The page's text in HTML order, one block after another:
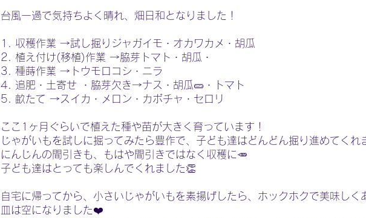
台風一過で気持ちよく晴れ、畑日和となりました！
1. 収穫作業 →試し掘りジャガイモ・オカワカメ・胡瓜
2. 植え付け(移植)作業 →脇芽トマト・胡瓜・
3. 種蒔作業 →トウモロコシ・ニラ
4. 追肥・土寄せ ・脇芽欠き→ナス・胡瓜🥒・トマト
5. 畝たて →スイカ・メロン・カボチャ・セロリ
ここ1ヶ月ぐらいで植えた種や苗が大きく育っています！
じゃがいもを試しに掘ってみたら豊作で、子ども達はどんどん掘り進めてくれ
にんじんの間引きも、もはや間引きではなく収穫に🥕
子ども達はとっても楽しんでくれました👏
自宅に帰ってから、小さいじゃがいもを素揚げしたら、ホックホクで美味しく
皿は空になりました❤️